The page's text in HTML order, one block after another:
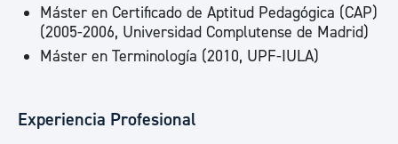
Máster en Certificado de Aptitud Pedagógica (CAP)
(2005-2006, Universidad Complutense de Madrid)
Máster en Terminología (2010, UPF-IULA)
Experiencia Profesional